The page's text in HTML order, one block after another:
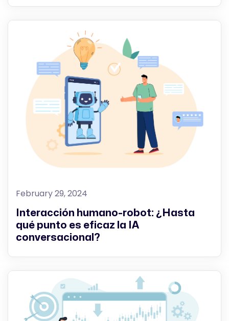
February 29, 2024
Interacción humano-robot: ¿Hasta
qué punto es eficaz la IA
conversacional?